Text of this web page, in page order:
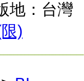
地：台灣
)